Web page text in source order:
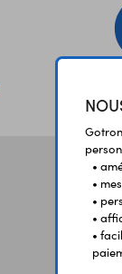
•
•
•
•
•